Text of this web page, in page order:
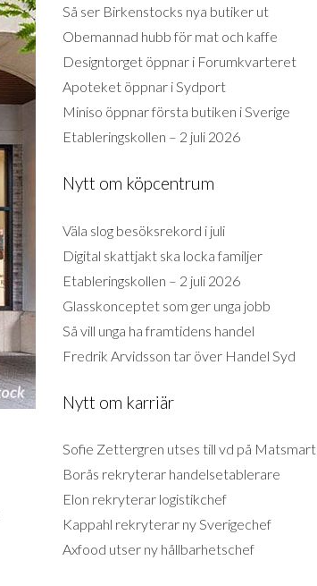
Så ser Birkenstocks nya butiker ut
Obemannad hubb för mat och kaffe
Designtorget öppnar i Forumkvarteret
Apoteket öppnar i Sydport
Miniso öppnar första butiken i Sverige
Etableringskollen – 2 juli 2026
Nytt om köpcentrum
Väla slog besöksrekord i juli
Digital skattjakt ska locka familjer
Etableringskollen – 2 juli 2026
Glasskonceptet som ger unga jobb
Så vill unga ha framtidens handel
Fredrik Arvidsson tar över Handel Syd
Nytt om karriär
Sofie Zettergren utses till vd på Matsmart
Borås rekryterar handelsetablerare
Elon rekryterar logistikchef
Kappahl rekryterar ny Sverigechef
Axfood utser ny hållbarhetschef